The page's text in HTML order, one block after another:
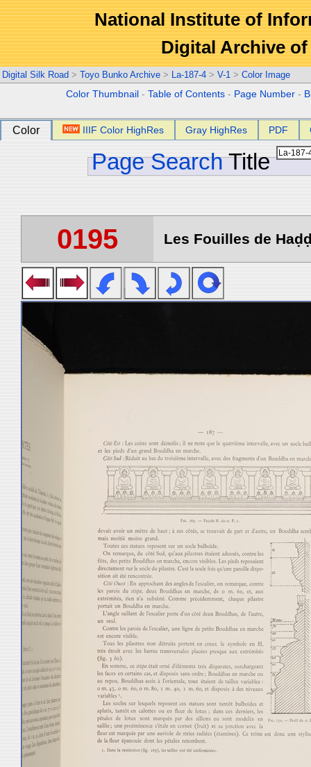
National Institute of
Digital Archive
Digital Silk Road > Toyo Bunko Archive > La-187-4 > V-1 > Color Image
Color Thumbnail -Table of Contents - Page Number -
Color IIIF Color HighRes Gray HighRes PDF
Page Search Title
0195 Les Fouilles de